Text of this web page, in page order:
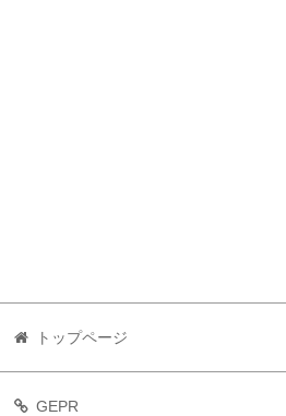
トップページ
GEPR